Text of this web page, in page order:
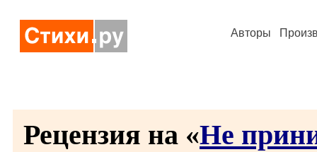
Авторы
Рецензия на «Не